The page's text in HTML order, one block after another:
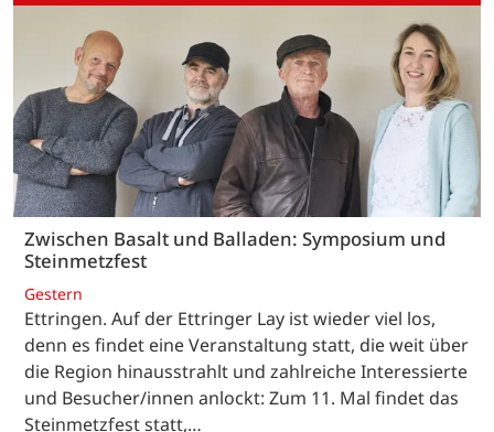
Zwischen Basalt und Balladen: Symposium und
Steinmetzfest
Gestern
Ettringen. Auf der Ettringer Lay ist wieder viel los,
denn es findet eine Veranstaltung statt, die weit über
die Region hinausstrahlt und zahlreiche Interessierte
und Besucher/innen anlockt: Zum 11. Mal findet das
Steinmetzfest statt,…